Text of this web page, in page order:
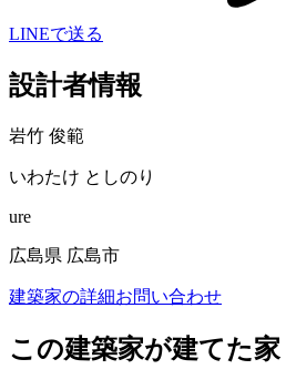
LINEで送る
設計者情報
岩竹 俊範
いわたけ としのり
ure
広島県 広島市
建築家の詳細お問い合わせ
この建築家が建てた家